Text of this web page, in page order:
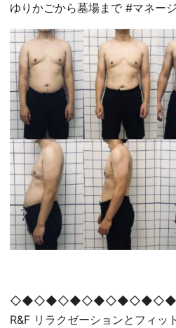
ゆりかごから墓場まで #マネー
R&F リラクゼーションとフィッ